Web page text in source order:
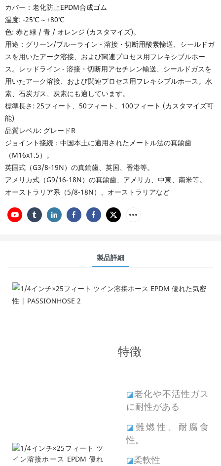
カバー：老化防止EPDM合成ゴム
温度: -25℃～+80℃
色: 赤と緑 / 青 / オレンジ (カスタマイズ)。
用途：グリーン/ブルーライン - 溶接・切断用酸素輸送、シールドガ
スを用いたアーク溶接、および関連プロセス用フレキシブルホー
ス。レッドライン - 溶接・切断用アセチレン輸送、シールドガスを
用いたアーク溶接、および関連プロセス用フレキシブルホース。水
素、石炭ガス、炭素にも適しています。
標準長さ: 25フィート、50フィート、100フィート (カスタマイズ可
能)
品質レベル: グレードR
ジョイント接続：中国本土に適用されたメートル法の真鍮歯
（M16x1.5）。
英国式（G3/8-19N）の真鍮歯、英国、香港等。
アメリカ式（G9/16-18N）の真鍮歯、アメリカ、中東、南米等。
オーストラリア系（5/8-18N）、オーストラリアなど
製品詳細
製品の特徴
特徴
◪老化や不活性ガス
に耐性がある
◪ 難燃性、耐腐食
性。
◪柔軟性